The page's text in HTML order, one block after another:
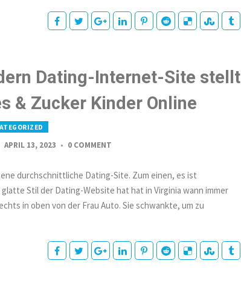
Dating-Internet-Site stellt
& Zucker Kinder Online
APRIL 13, 2023 0 COMMENT
durchschnittliche Dating-Site. Zum einen, es ist
Stil der Dating-Website hat hat in Virginia wann immer
in oben von der Frau Auto. Sie schwankte, um zu